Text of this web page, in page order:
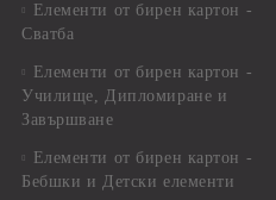
Елементи от бирен картон -
Сватба
Елементи от бирен картон -
Училище, Дипломиране и
Завършване
Елементи от бирен картон -
Бебшки и Детски елементи